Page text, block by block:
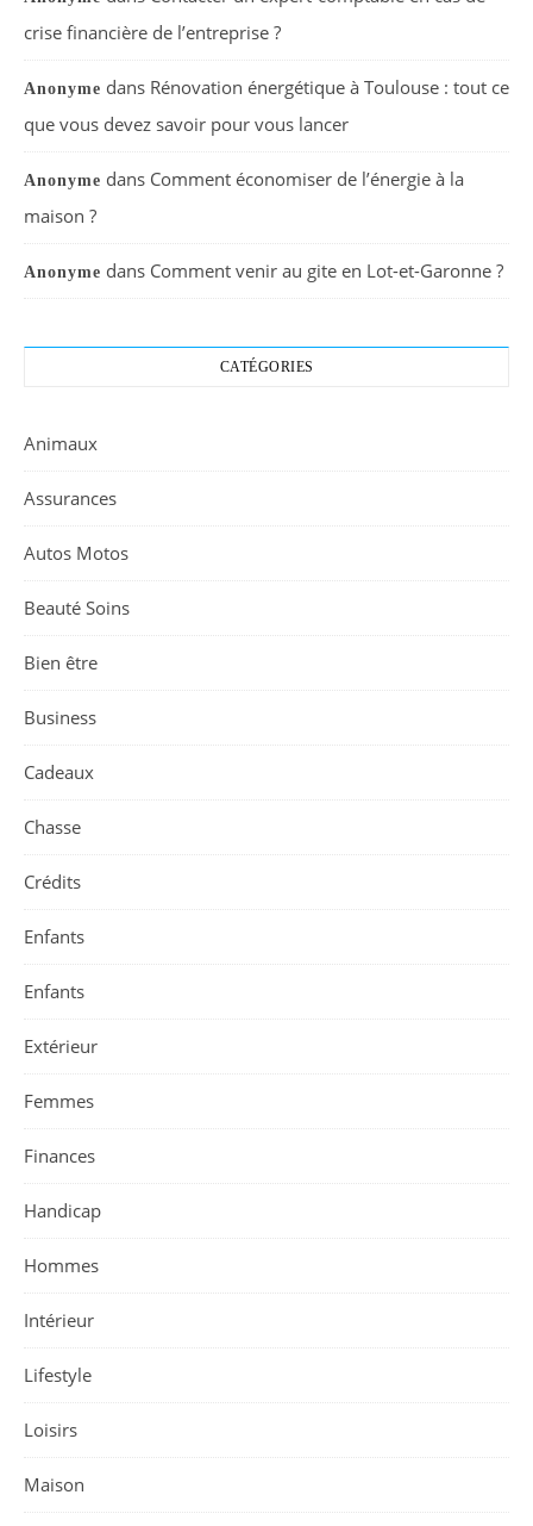
crise financière de l’entreprise ?
Anonyme dans Rénovation énergétique à Toulouse : tout ce
que vous devez savoir pour vous lancer
Anonyme dans Comment économiser de l’énergie à la
maison ?
Anonyme dans Comment venir au gite en Lot-et-Garonne ?
CATÉGORIES
Animaux
Assurances
Autos Motos
Beauté Soins
Bien être
Business
Cadeaux
Chasse
Crédits
Enfants
Enfants
Extérieur
Femmes
Finances
Handicap
Hommes
Intérieur
Lifestyle
Loisirs
Maison